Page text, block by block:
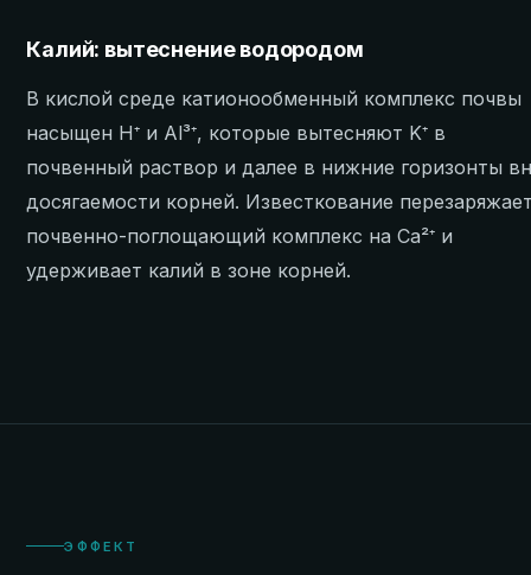
Калий: вытеснение водородом
В кислой среде катионообменный комплекс почвы
насыщен H⁺ и Al³⁺, которые вытесняют K⁺ в
почвенный раствор и далее в нижние горизонты
досягаемости корней. Известкование
почвенно-поглощающий комплекс на Ca²⁺ и
удерживает калий в зоне корней.
ЭФФЕКТ